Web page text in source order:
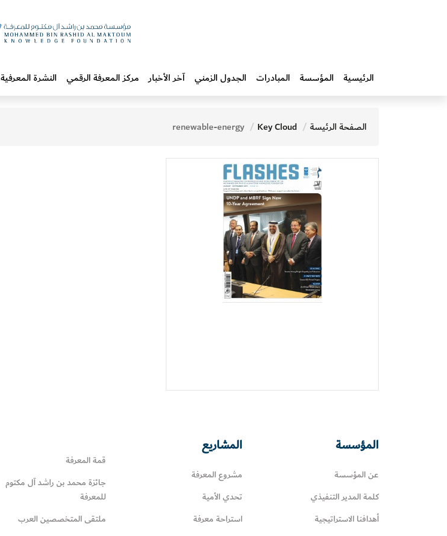
الرئيسية المؤسسة المبادرات‎ الجدول الزمني آخر الأخبار مركز المعرفة الرقمي النشرة المعرفية
الصفحة الرئيسة Key Cloud
renewable-energy
المؤسسة
عن المؤسسة
كلمة المدير التنفيذي
أهدافنا الاستراتيجية
المشاريع
مشروع المعرفة
تحدي الأمية
استراحة معرفة
قمة المعرفة
جائزة محمد بن راشد آل مكتوم
للمعرفة
ملتقى المتخصصين العرب